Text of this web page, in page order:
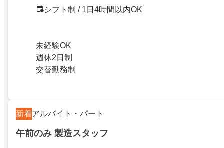
シフト制 / 1日4時間以内OK
未経験OK
週休2日制
交替勤務制
新着アルバイト・パート
午前のみ 製造スタッフ